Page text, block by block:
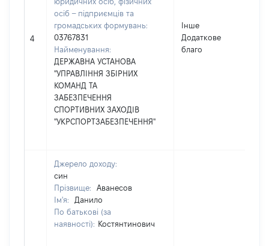
4
осіб – підприємців та
громадських формувань:
03767831
Найменування:
ДЕРЖАВНА УСТАНОВА
"УПРАВЛІННЯ ЗБІРНИХ
КОМАНД ТА
ЗАБЕЗПЕЧЕННЯ
СПОРТИВНИХ ЗАХОДІВ
"УКРСПОРТЗАБЕЗПЕЧЕННЯ"
Інше
Додаткове
благо
Джерело доходу:
син
Прізвище:
Аванесов
Ім'я:
Данило
По батькові (за
наявності): Костянтинович